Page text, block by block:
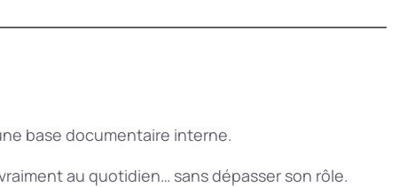
base documentaire interne.
au quotidien… sans dépasser son rôle.